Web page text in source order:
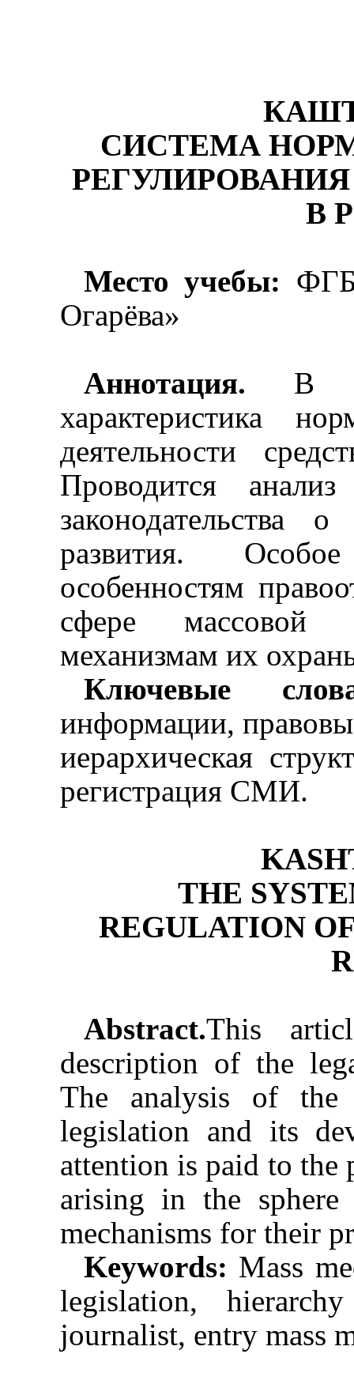
СИСТЕМА
В
Место учебы:
Огарёва»
Аннотация. В
характеристика
деятельности
Проводится
развития.
особенностям
сфере
механизмам их
Ключевые
информации,
иерархическая
регистрация СМИ.
THE
REGULATION
Abstract.This
description of the
The analysis of the
legislation and its
attention is paid to the
arising in the
mechanisms for their
Keywords: Mass
legislation,
journalist, entry mass